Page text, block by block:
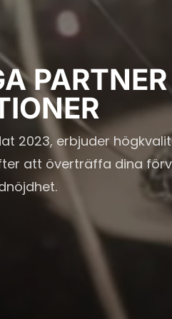
PARTNER
2023, erbjuder
att överträffa dina